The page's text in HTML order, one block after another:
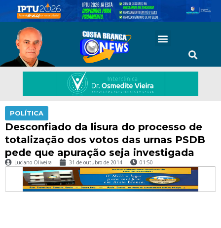
POLÍTICA
Desconfiado da lisura do processo de
totalização dos votos das urnas PSDB
pede que apuração seja investigada
Luciano Oliveira 31 de outubro de 2014 01:50